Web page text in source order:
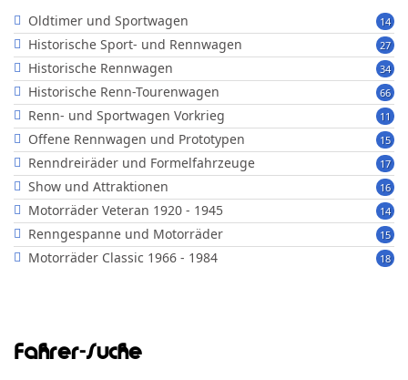
14
Oldtimer und Sportwagen
27
Historische Sport- und Rennwagen
34
Historische Rennwagen
66
Historische Renn-Tourenwagen
11
Renn- und Sportwagen Vorkrieg
15
Offene Rennwagen und Prototypen
17
Renndreiräder und Formelfahrzeuge
16
Show und Attraktionen
14
Motorräder Veteran 1920 - 1945
15
Renngespanne und Motorräder
18
Motorräder Classic 1966 - 1984
Fahrer-Suche